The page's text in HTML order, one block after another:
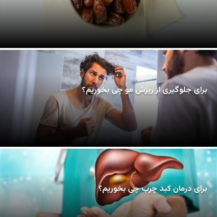
برای جلوگیری از ریزش مو چی بخوریم؟
برای درمان کبد چرب چی بخوریم؟